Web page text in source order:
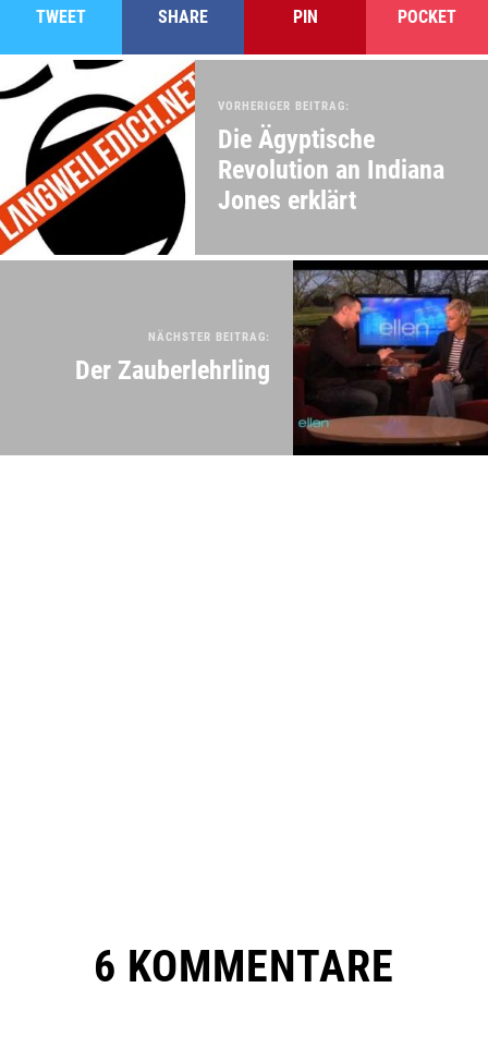
TWEET SHARE PIN POCKET
VORHERIGER BEITRAG:
Die Ägyptische
Revolution an Indiana
Jones erklärt
NÄCHSTER BEITRAG:
Der Zauberlehrling
6 KOMMENTARE